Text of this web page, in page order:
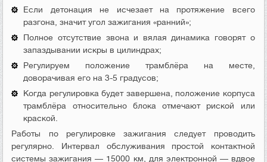
Если детонация не исчезает на протяжение всего
разгона, значит угол зажигания «ранний»;
Полное отсутствие звона и вялая динамика говорят о
запаздывании искры в цилиндрах;
Регулируем положение трамблёра на месте,
доворачивая его на 3-5 градусов;
Когда регулировка будет завершена, положение корпуса
трамблёра относительно блока отмечают риской или
краской.
Работы по регулировке зажигания следует проводить
регулярно. Интервал обслуживания простой контактной
системы зажигания — 15000 км, для электронной — вдвое